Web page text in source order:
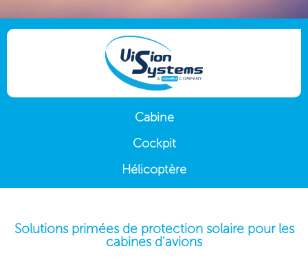
Cabine
Cockpit
Hélicoptère
Solutions primées de protection solaire pour les
cabines d'avions